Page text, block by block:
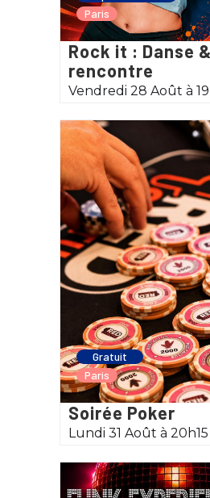
Paris
Rock it : Danse &
rencontre
Vendredi 28 Août à
Gratuit
Paris
Soirée Poker
Lundi 31 Août à 20h15